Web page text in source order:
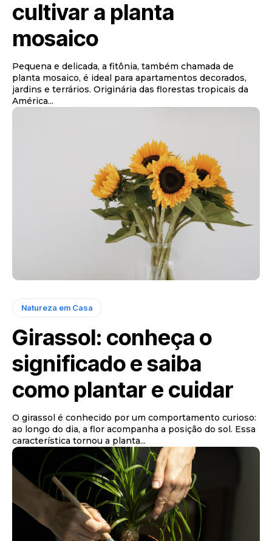
cultivar a planta
mosaico
Pequena e delicada, a fitônia, também chamada de
planta mosaico, é ideal para apartamentos decorados,
jardins e terrários. Originária das florestas tropicais da
América...
Natureza em Casa
Girassol: conheça o
significado e saiba
como plantar e cuidar
O girassol é conhecido por um comportamento curioso:
ao longo do dia, a flor acompanha a posição do sol. Essa
característica tornou a planta...